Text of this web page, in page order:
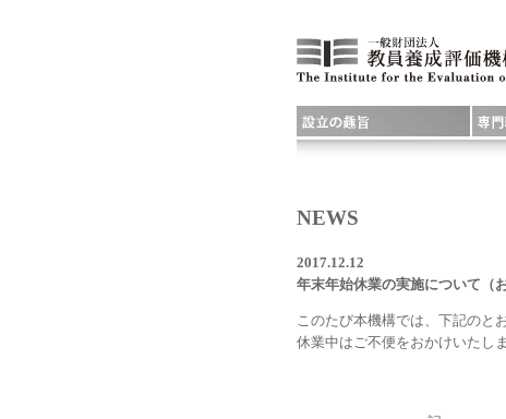
NEWS
2017.12.12
年末年始休業の実施について（
このたび本機構では、下記のと
休業中はご不便をおかけいたし